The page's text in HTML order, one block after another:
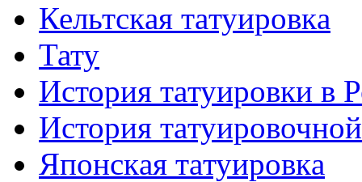
Кельтскaя тaтуировкa
Тату
История тaтуировки в
История
Японскaя тaтуировкa